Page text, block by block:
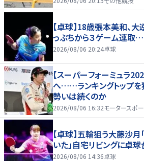
【卓球】18歳張本美和、大
っぷちから３ゲーム連取
2026/08/06 20:24卓球
【スーパーフォーミュラ
へ……ランキングトップ
勢いは続くのか
2026/08/06 16:32モータースポ
【卓球】五輪狙う大藤沙
いた」自宅リビングに卓
2026/08/06 14:36卓球